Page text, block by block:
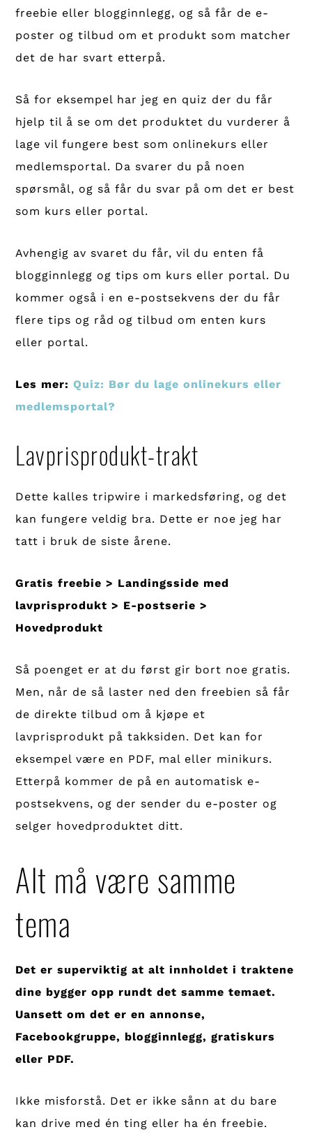
freebie eller blogginnlegg, og så får de e-
poster og tilbud om et produkt som matcher
det de har svart etterpå.
Så for eksempel har jeg en quiz der du får
hjelp til å se om det produktet du vurderer å
lage vil fungere best som onlinekurs eller
medlemsportal. Da svarer du på noen
spørsmål, og så får du svar på om det er best
som kurs eller portal.
Avhengig av svaret du får, vil du enten få
blogginnlegg og tips om kurs eller portal. Du
kommer også i en e-postsekvens der du får
flere tips og råd og tilbud om enten kurs
eller portal.
Les mer:Quiz: Bør du lage onlinekurs eller
medlemsportal?
Lavprisprodukt-trakt
Dette kalles tripwire i markedsføring, og det
kan fungere veldig bra. Dette er noe jeg har
tatt i bruk de siste årene.
Gratis freebie > Landingsside med
lavprisprodukt > E-postserie >
Hovedprodukt
Så poenget er at du først gir bort noe gratis.
Men, når de så laster ned den freebien så får
de direkte tilbud om å kjøpe et
lavprisprodukt på takksiden. Det kan for
eksempel være en PDF, mal eller minikurs.
Etterpå kommer de på en automatisk e-
postsekvens, og der sender du e-poster og
selger hovedproduktet ditt.
Alt må være samme
tema
Det er superviktig at alt innholdet i traktene
dine bygger opp rundt det samme temaet.
Uansett om det er en annonse,
Facebookgruppe, blogginnlegg, gratiskurs
eller PDF.
Ikke misforstå. Det er ikke sånn at du bare
kan drive med én ting eller ha én freebie.